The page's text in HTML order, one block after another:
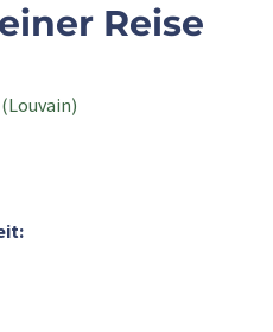
Reise